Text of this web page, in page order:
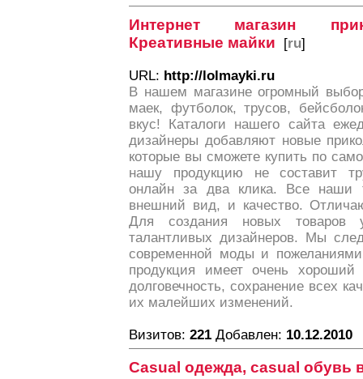
Интернет магазин
Креативные майки [ru]
URL: http://lolmayki.ru
В нашем магазине огромный
маек, футболок, трусов,
вкус! Каталоги нашего сайта
дизайнеры добавляют новые
которые вы сможете купить по
нашу продукцию не составит
онлайн за два клика. Все наши
внешний вид, и качество.
Для создания новых товаров
талантливых дизайнеров. Мы
современной моды и
продукция имеет очень
долговечность, сохранение всех
их малейших изменений.
Визитов: 221 Добавлен: 10.12.2010
Casual одежда, casual обувь